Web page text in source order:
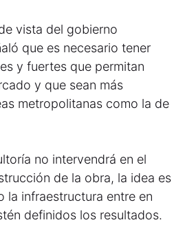
vista del gobierno
que es necesario tener
y fuertes que permitan
y que sean más
metropolitanas como la de
no intervendrá en el
de la obra, la idea es
la infraestructura entre en
definidos los resultados.